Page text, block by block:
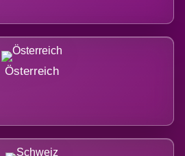
Österreich